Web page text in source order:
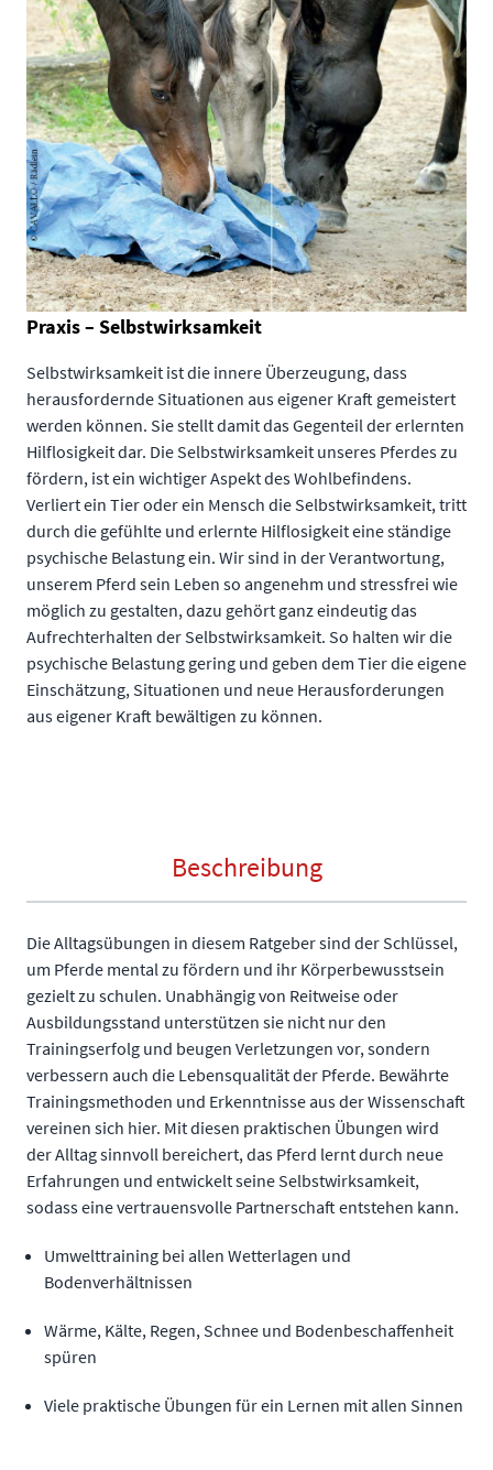
Praxis – Selbstwirksamkeit
Selbstwirksamkeit ist die innere Überzeugung, dass
herausfordernde Situationen aus eigener Kraft gemeistert
werden können. Sie stellt damit das Gegenteil der erlernten
Hilflosigkeit dar. Die Selbstwirksamkeit unseres Pferdes zu
fördern, ist ein wichtiger Aspekt des Wohlbefindens.
Verliert ein Tier oder ein Mensch die Selbstwirksamkeit, tritt
durch die gefühlte und erlernte Hilflosigkeit eine ständige
psychische Belastung ein. Wir sind in der Verantwortung,
unserem Pferd sein Leben so angenehm und stressfrei wie
möglich zu gestalten, dazu gehört ganz eindeutig das
Aufrechterhalten der Selbstwirksamkeit. So halten wir die
psychische Belastung gering und geben dem Tier die eigene
Einschätzung, Situationen und neue Herausforderungen
aus eigener Kraft bewältigen zu können.
Beschreibung
Die Alltagsübungen in diesem Ratgeber sind der Schlüssel,
um Pferde mental zu fördern und ihr Körperbewusstsein
gezielt zu schulen. Unabhängig von Reitweise oder
Ausbildungsstand unterstützen sie nicht nur den
Trainingserfolg und beugen Verletzungen vor, sondern
verbessern auch die Lebensqualität der Pferde. Bewährte
Trainingsmethoden und Erkenntnisse aus der Wissenschaft
vereinen sich hier. Mit diesen praktischen Übungen wird
der Alltag sinnvoll bereichert, das Pferd lernt durch neue
Erfahrungen und entwickelt seine Selbstwirksamkeit,
sodass eine vertrauensvolle Partnerschaft entstehen kann.
Umwelttraining bei allen Wetterlagen und
Bodenverhältnissen
Wärme, Kälte, Regen, Schnee und Bodenbeschaffenheit
spüren
Viele praktische Übungen für ein Lernen mit allen Sinnen